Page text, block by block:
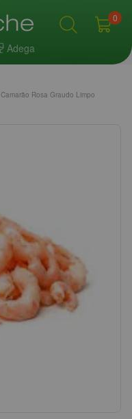
Adega
0
Camarão Rosa Graudo Limpo